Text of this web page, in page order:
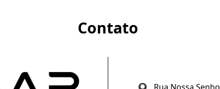
Contato